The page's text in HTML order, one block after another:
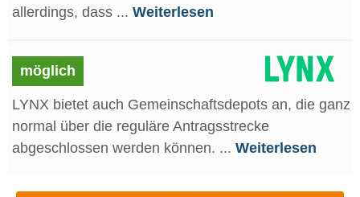
allerdings, dass ... Weiterlesen
möglich
LYNX bietet auch Gemeinschaftsdepots an, die ganz
normal über die reguläre Antragsstrecke
abgeschlossen werden können. ... Weiterlesen